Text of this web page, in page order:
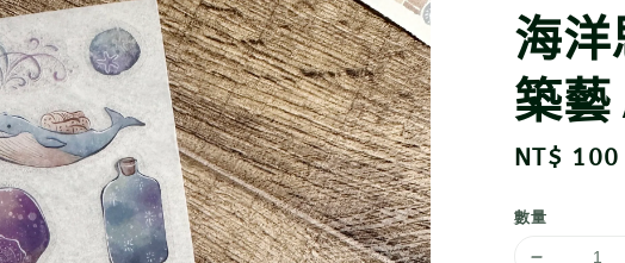
海
築
Regular
NT$ 100
數量